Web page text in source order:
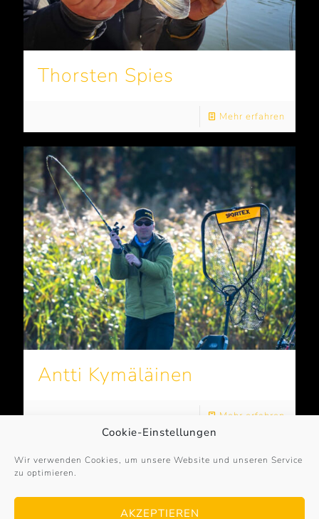
Cookie-Einstellungen
Wir verwenden Cookies, um unsere Website und unseren Service
zu optimieren.
AKZEPTIEREN
Thorsten Spies
Mehr erfahren
Antti Kymäläinen
Mehr erfahren
© 2017 – 2026Sportex-Germany. All Rights
Reserved. | powered byBayer & Borgolte GbR